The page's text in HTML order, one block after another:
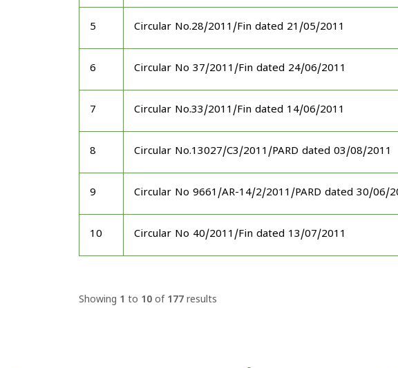
5 Circular No.28/2011/Fin dated 21/05/2011
6 Circular No 37/2011/Fin dated 24/06/2011
7 Circular No.33/2011/Fin dated 14/06/2011
8 Circular No.13027/C3/2011/PARD dated 03/08/2011
9 Circular No 9661/AR-14/2/2011/PARD dated 30/06/
10 Circular No 40/2011/Fin dated 13/07/2011
Showing 1 to 10 of 177 results